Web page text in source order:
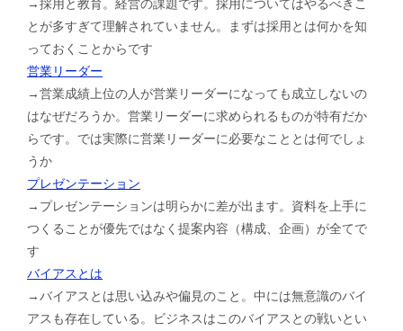
→採用と教育。経営の課題です。採用についてはやるべきこ
とが多すぎて理解されていません。まずは採用とは何かを知
っておくことからです
営業リーダー
→営業成績上位の人が営業リーダーになっても成立しないの
はなぜだろうか。営業リーダーに求められるものが特有だか
らです。では実際に営業リーダーに必要なこととは何でしょ
うか
プレゼンテーション
→プレゼンテーションは明らかに差が出ます。資料を上手に
つくることが優先ではなく提案内容（構成、企画）が全てで
す
バイアスとは
→バイアスとは思い込みや偏見のこと。中には無意識のバイ
アスも存在している。ビジネスはこのバイアスとの戦いとい